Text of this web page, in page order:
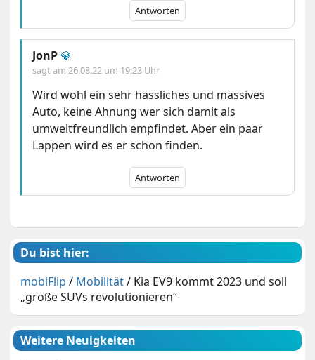
Antworten
JonP💎
sagt am26.08.22 um 19:23 Uhr
Wird wohl ein sehr hässliches und massives
Auto, keine Ahnung wer sich damit als
umweltfreundlich empfindet. Aber ein paar
Lappen wird es er schon finden.
Antworten
Du bist hier:
mobiFlip / Mobilität/ Kia EV9 kommt 2023 und soll
„große SUVs revolutionieren“
Weitere Neuigkeiten